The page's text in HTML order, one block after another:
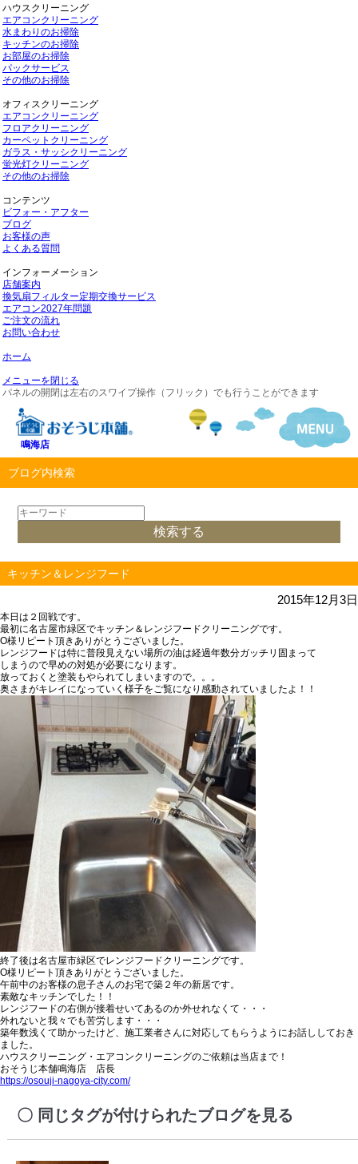
ハウスクリーニング
エアコンクリーニング
水まわりのお掃除
キッチンのお掃除
お部屋のお掃除
パックサービス
その他のお掃除
オフィスクリーニング
エアコンクリーニング
フロアクリーニング
カーペットクリーニング
ガラス・サッシクリーニング
蛍光灯クリーニング
その他のお掃除
コンテンツ
ビフォー・アフター
ブログ
お客様の声
よくある質問
インフォーメーション
店舗案内
換気扇フィルター定期交換サービス
エアコン2027年問題
ご注文の流れ
お問い合わせ
ホーム
メニューを閉じる
パネルの開閉は左右のスワイプ操作（フリック）でも行うことができます
鳴海店
ブログ内検索
キッチン＆レンジフード
2015年12月3日
本日は２回戦です。
最初に名古屋市緑区でキッチン＆レンジフードクリーニングです。
O様リピート頂きありがとうございました。
レンジフードは特に普段見えない場所の油は経過年数分ガッチリ固まって
しまうので早めの対処が必要になります。
放っておくと塗装もやられてしまいますので。。。
奥さまがキレイになっていく様子をご覧になり感動されていましたよ！！
終了後は名古屋市緑区でレンジフードクリーニングです。
O様リピート頂きありがとうございました。
午前中のお客様の息子さんのお宅で築２年の新居です。
素敵なキッチンでした！！
レンジフードの右側が接着せいてあるのか外せれなくて・・・
外れないと我々でも苦労します・・・
築年数浅くて助かったけど、施工業者さんに対応してもらうようにお話ししておき
ました。
ハウスクリーニング・エアコンクリーニングのご依頼は当店まで！
おそうじ本舗鳴海店 店長
https://osouji-nagoya-city.com/
同じタグが付けられたブログを見る